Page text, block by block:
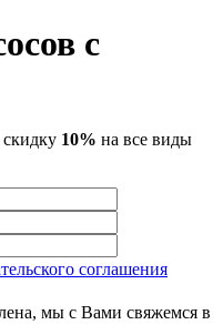
с
скидку 10% на все виды
соглашения
мы с Вами свяжемся в